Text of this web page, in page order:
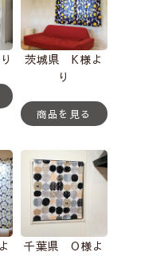
茨城県 K様よ
り
商品を見る
千葉県 O様よ